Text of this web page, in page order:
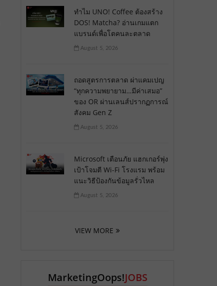
ทำไม UNO! Coffee ต้องสร้าง
DOS! Matcha? อ่านเกมแตก
แบรนด์เพื่อโตคนละตลาด
August 5, 2026
ถอดสูตรการตลาด ผ่าแคมเปญ
“ทุกความพยายาม…มีค่าเสมอ”
ของ OR ผ่านเลนส์ปรากฏการณ์
สังคม Gen Z
August 5, 2026
Microsoft เตือนภัย แฮกเกอร์พุ่ง
เป้าโจมตี Wi-Fi โรงแรม พร้อม
แนะวิธีป้องกันข้อมูลรั่วไหล
August 5, 2026
VIEW MORE
MarketingOops!JOBS